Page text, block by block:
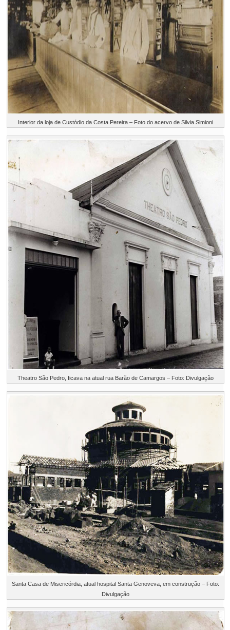
Interior da loja de Custódio da Costa Pereira – Foto do acervo de Silvia Simioni
Theatro São Pedro, ficava na atual rua Barão de Camargos – Foto: Divulgação
Santa Casa de Misericórdia, atual hospital Santa Genoveva, em construção – Foto:
Divulgação